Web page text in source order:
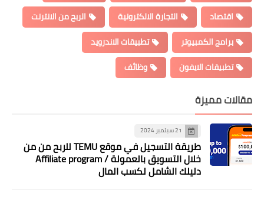
اقتصاد
التجارة الالكترونية
الربح من الانترنت
برامج الكمبيوتر
تطبيقات الاندرويد
تطبيقات الايفون
وظائف
مقالات مميزة
21 سبتمبر 2024
طريقة التسجيل في موقع TEMU للربح من من
خلال التسويق بالعمولة / Affiliate program
دليلك الشامل لكسب المال